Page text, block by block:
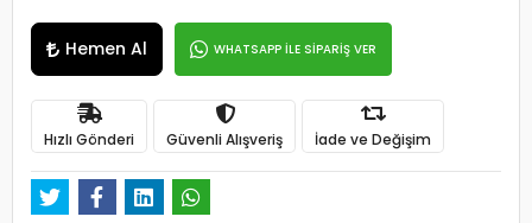
Hemen Al WHATSAPP İLE SİPARİŞ VER
Hızlı Gönderi Güvenli Alışveriş İade ve Değişim